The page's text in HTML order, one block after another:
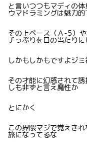
と言いつつもマディの
ウマドラミングは魅力的
その上ベース（Ａ-5）
チっぷりを目の当たりに
しかもしかもですよジ
その才能に幻惑されて
しも非ずと言え魔性か
とにかく
この界隈マジで覚えき
旅になってるな